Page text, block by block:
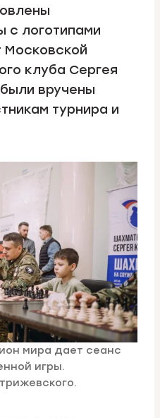
с логотипами
клуба Сергея
вручены
турнира и
мира дает сеанс
игры.